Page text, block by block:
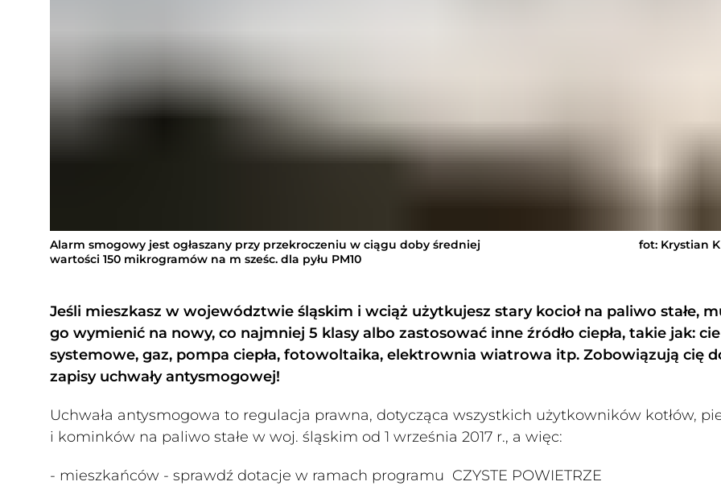
Alarm smogowy jest ogłaszany przy przekroczeniu w ciągu doby średniej
wartości 150 mikrogramów na m sześc. dla pyłu PM10
fot: Krystian
Jeśli mieszkasz w województwie śląskim i wciąż użytkujesz stary kocioł na paliwo stałe,
go wymienić na nowy, co najmniej 5 klasy albo zastosować inne źródło ciepła, takie jak:
systemowe, gaz, pompa ciepła, fotowoltaika, elektrownia wiatrowa itp. Zobowiązują cię
zapisy uchwały antysmogowej!
Uchwała antysmogowa to regulacja prawna, dotycząca wszystkich użytkowników kotłów,
i kominków na paliwo stałe w woj. śląskim od 1 września 2017 r., a więc:
- mieszkańców - sprawdź dotacje w ramach programu CZYSTE POWIETRZE